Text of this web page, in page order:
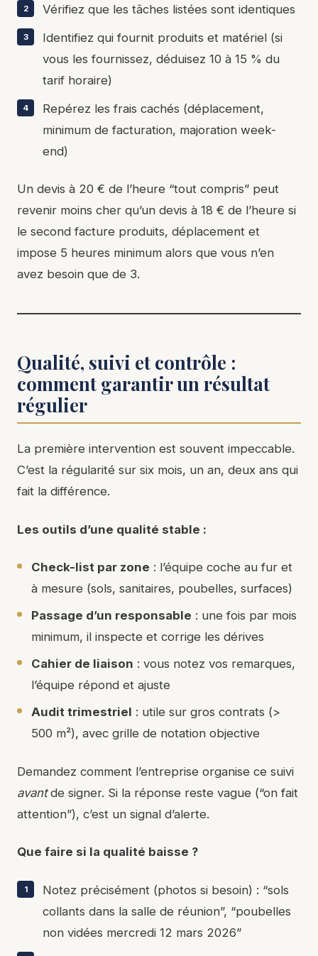
Vérifiez que les tâches listées sont identiques
Identifiez qui fournit produits et matériel (si
vous les fournissez, déduisez 10 à 15 % du
tarif horaire)
Repérez les frais cachés (déplacement,
minimum de facturation, majoration week-
end)
Un devis à 20 € de l’heure “tout compris” peut
revenir moins cher qu’un devis à 18 € de l’heure si
le second facture produits, déplacement et
impose 5 heures minimum alors que vous n’en
avez besoin que de 3.
Qualité, suivi et contrôle :
comment garantir un résultat
régulier
La première intervention est souvent impeccable.
C’est la régularité sur six mois, un an, deux ans qui
fait la différence.
Les outils d’une qualité stable :
Check-list par zone : l’équipe coche au fur et
à mesure (sols, sanitaires, poubelles, surfaces)
Passage d’un responsable : une fois par mois
minimum, il inspecte et corrige les dérives
Cahier de liaison : vous notez vos remarques,
l’équipe répond et ajuste
Audit trimestriel : utile sur gros contrats (>
500 m²), avec grille de notation objective
Demandez comment l’entreprise organise ce suivi
avantde signer. Si la réponse reste vague (“on fait
attention”), c’est un signal d’alerte.
Que faire si la qualité baisse ?
Notez précisément (photos si besoin) : “sols
collants dans la salle de réunion”, “poubelles
non vidées mercredi 12 mars 2026”